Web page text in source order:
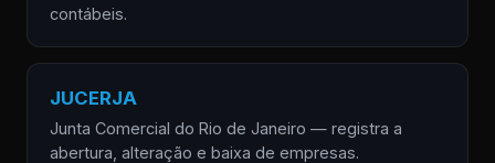
contábeis.
JUCERJA
Junta Comercial do Rio de Janeiro — registra a
abertura, alteração e baixa de empresas.